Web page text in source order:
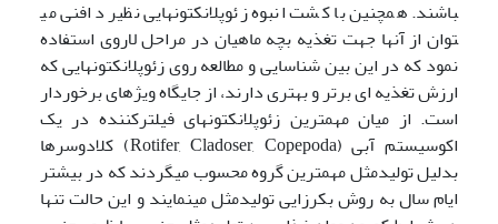
باشند. همچنین با کشت انبوه زئوپلانکتونهایی نظیر دافنی می
توان از آنها جهت تغذیه بچه ماهیان در مراحل لاروی استفاده
نمود که در این بین شناسایی و مطالعه روی زئوپلانکتونهایی که
ارزش تغذیه ای برتر و بهتری دارند، از جایگاه ویژه­ای برخوردار
است. از میان مهمترین زئوپلانکتونهای فیلترکننده در یک
اکوسیستم آبی (Rotifer, Cladoser, Copepoda) کلادوسرها
بدلیل تولید­مثل مهمترین گروه محسوب می­گردند که در بیشتر
ایام سال به روش بکرزایی تولید­مثل می­نمایند و این حالت تنها